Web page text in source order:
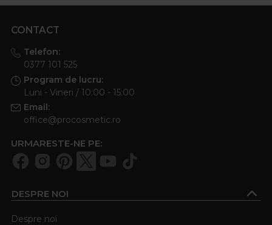
CONTACT
Telefon:
0377 101 525
Program de lucru:
Luni - Vineri / 10:00 - 15:00
Email:
office@procosmetic.ro
URMARESTE-NE PE:
DESPRE NOI
Despre noi